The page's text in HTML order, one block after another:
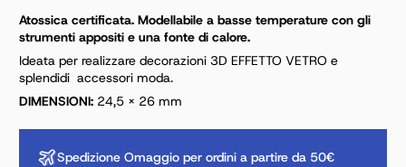
Atossica certificata. Modellabile a basse temperature con gli
strumenti appositi e una fonte di calore.
Ideata per realizzare decorazioni 3D EFFETTO VETRO e
splendidi accessori moda.
DIMENSIONI: 24,5 × 26 mm
Spedizione Omaggio per ordini a partire da 50€